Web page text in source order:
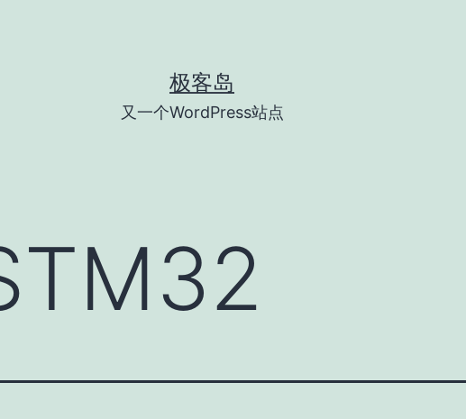
极客岛
又一个WordPress站点